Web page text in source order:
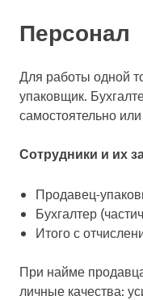
Персонал
Для работы одной
упаковщик.
самостоятельно
Сотрудники и их
Продавец-
Бухгалтер
Итого с
При найме
личные качества: